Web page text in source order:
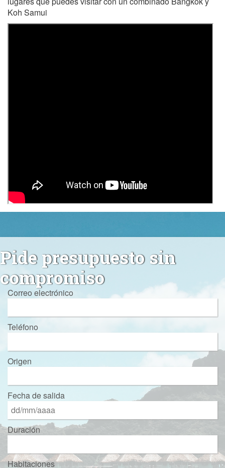
Koh Samui
Pide presupuesto sin
compromiso
Correo electrónico
Teléfono
Origen
Fecha de salida
Duración
Habitaciones